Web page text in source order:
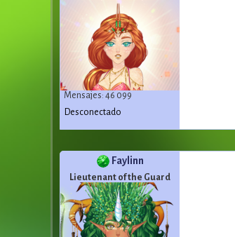
Mensajes: 46 099
Desconectado
Faylinn
Lieutenant of the Guard